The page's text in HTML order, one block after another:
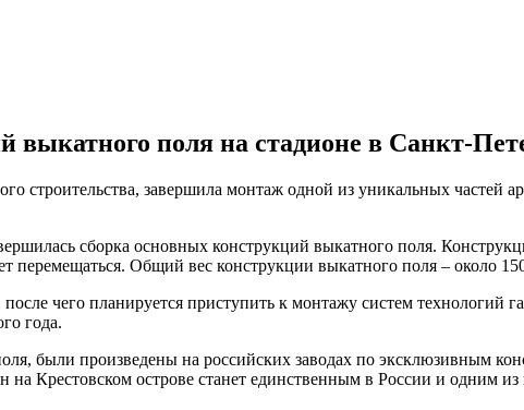
поля на стадионе в Санкт-
строительства, завершила монтаж одной из уникальных частей
сборка основных конструкций выкатного поля.
перемещаться. Общий вес конструкции выкатного поля – около
чего планируется приступить к монтажу систем технологий
года.
были произведены на российских заводах по эксклюзивным
Крестовском острове станет единственным в России и одним